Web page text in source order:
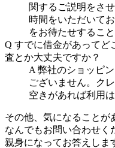
関するご説明をさ
時間をいただいて
をお待たせするこ
Q すでに借金があってど
査とか大丈夫ですか？
A 弊社のショッピ
ございません。ク
空きがあれば利用は
その他、気になることが
なんでもお問い合わせく
親身になってお答えしま